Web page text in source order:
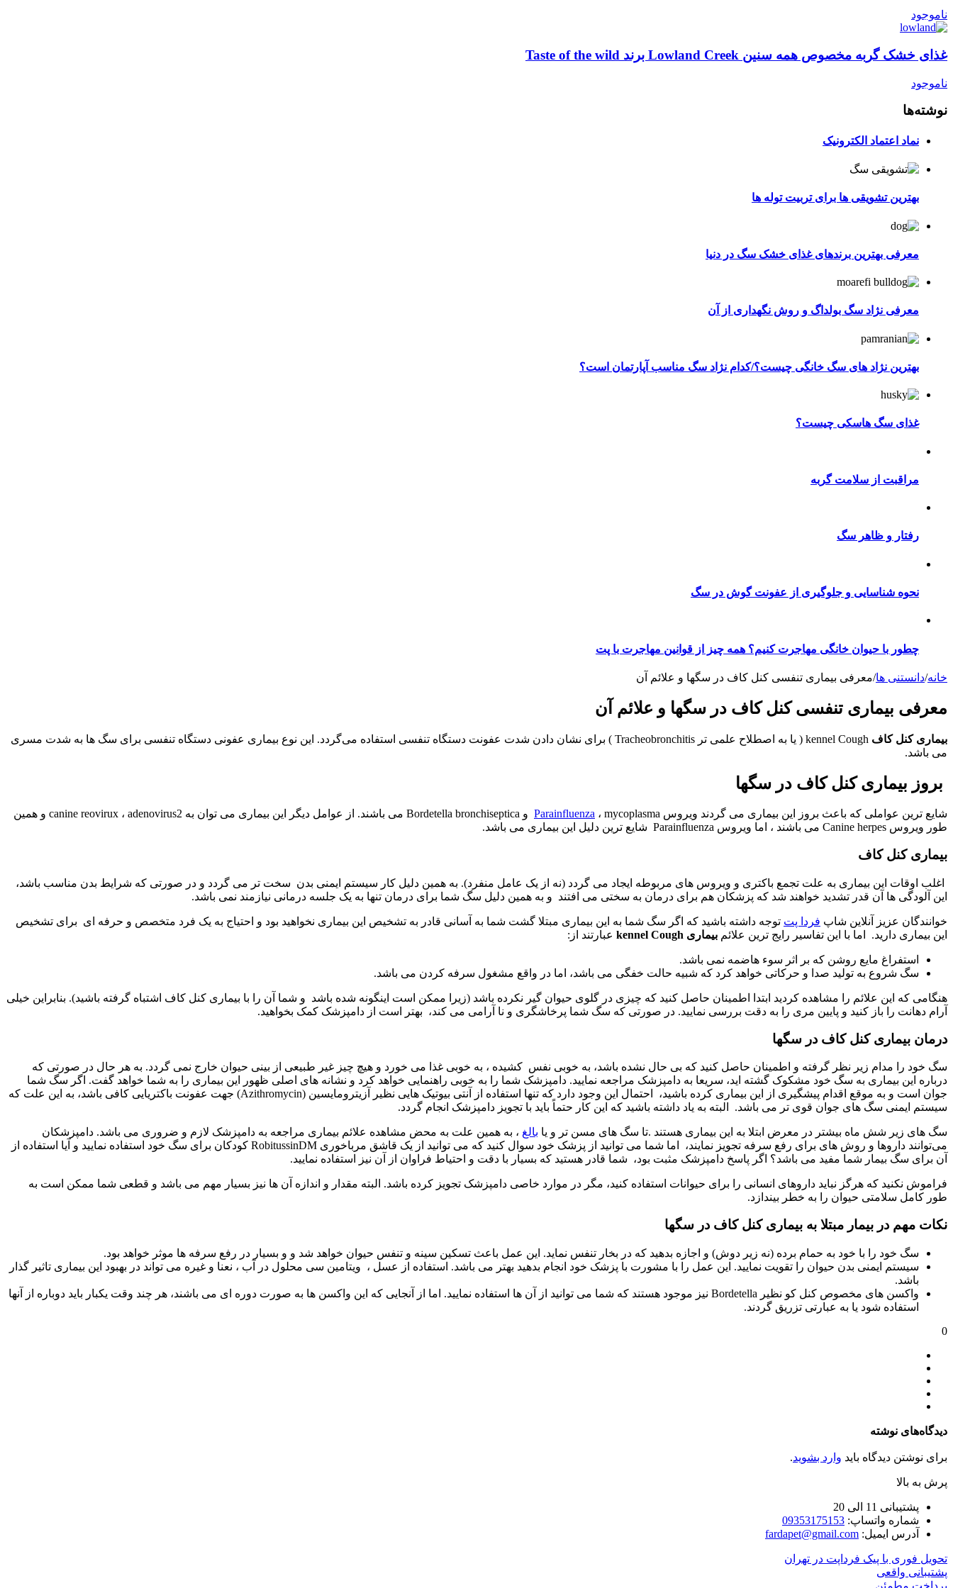
ناموجود
غذای خشک گربه مخصوص همه سنین Lowland Creek برند Taste of the wild
ناموجود
نوشته‌ها
نماد اعتماد الکترونیک
بهترین تشویقی ها برای تربیت توله ها
معرفی بهترین برندهای غذای خشک سگ در دنیا
معرفی نژاد سگ بولداگ و روش نگهداری از آن
بهترین نژاد های سگ خانگی چیست؟/کدام نژاد سگ مناسب آپارتمان است؟
غذای سگ هاسکی چیست؟
مراقبت از سلامت گربه
رفتار و ظاهر سگ
نحوه شناسایی و جلوگیری از عفونت گوش در سگ
چطور با حیوان خانگی مهاجرت کنیم؟ همه چیز از قوانین مهاجرت با پت
خانه/دانستنی ها/معرفی بیماری تنفسی کنل کاف در سگها و علائم آن
معرفی بیماری تنفسی کنل کاف در سگها و علائم آن
بیماری کنل کاف
kennel Cough ( یا به اصطلاح علمی تر Tracheobronchitis ) برای نشان دادن شدت عفونت دستگاه تنفسی استفاده می‌گردد. این نوع بیماری عفونی دستگاه تنفسی برای سگ ها به شدت مسری
می باشد.
بروز بیماری کنل کاف در سگها
شایع ترین عواملی که باعث بروز این بیماری می گردند ویروس Parainfluenza
، mycoplasma و Bordetella bronchiseptica می باشند. از عوامل دیگر این بیماری می توان به canine reovirux ، adenovirus2 و همین
طور ویروس Canine herpes می باشند ، اما ویروس Parainfluenza شایع‌ ترین دلیل این بیماری می باشد.
بیماری کنل کاف
اغلب اوقات این بیماری به علت تجمع باکتری و ویروس های مربوطه ایجاد می گردد (نه از یک عامل منفرد). به همین دلیل کار سیستم ایمنی بدن سخت تر می گردد و در صورتی که شرایط بدن مناسب باشد،
این آلودگی ها آن قدر تشدید خواهند شد که پزشکان هم برای درمان به سختی می افتند و به همین دلیل سگ شما برای درمان تنها به یک جلسه درمانی نیازمند نمی باشد.
خوانندگان عزیز آنلاین شاپ فردا پت توجه داشته باشید که اگر سگ شما به این بیماری مبتلا گشت شما به آسانی قادر به تشخیص این بیماری نخواهید بود و احتیاج به یک فرد متخصص و حرفه ای برای تشخیص
این بیماری دارید. اما با این تفاسیر رایج ترین علائم بیماری kennel Cough عبارتند از:
استفراغ مایع روشن که بر اثر سوء هاضمه نمی باشد.
سگ شروع به تولید صدا و حرکاتی خواهد کرد که شبیه حالت خفگی می باشد، اما در واقع مشغول سرفه کردن می باشد.
هنگامی که این علائم را مشاهده کردید ابتدا اطمینان حاصل کنید که چیزی در گلوی حیوان گیر نکرده باشد (زیرا ممکن است اینگونه شده باشد و شما آن را با بیماری کنل کاف اشتباه گرفته باشید). بنابراین خیلی
آرام دهانت را باز کنید و پایین مری را به دقت بررسی نمایید. در صورتی که سگ شما پرخاشگری و نا آرامی می کند، بهتر است از دامپزشک کمک بخواهید.
درمان بیماری کنل کاف در سگها
سگ خود را مدام زیر نظر گرفته و اطمینان حاصل کنید که بی حال نشده باشد، به خوبی نفس کشیده ، به خوبی غذا می‌ خورد و هیچ چیز غیر طبیعی از بینی حیوان خارج نمی گردد. به هر حال در صورتی که
درباره این بیماری به سگ خود مشکوک گشته اید، سریعا به دامپزشک مراجعه نمایید. دامپزشک شما را به خوبی راهنمایی خواهد کرد و نشانه های اصلی ظهور این بیماری را به شما خواهد گفت. اگر سگ شما
جوان است و به موقع اقدام پیشگیری از این بیماری کرده باشید، احتمال این وجود دارد که تنها استفاده از آنتی بیوتیک هایی نظیر آزیترومایسین (Azithromycin) جهت عفونت باکتریایی کافی باشد، به این علت که
سیستم ایمنی سگ های جوان قوی تر می باشد. البته به یاد داشته باشید که این کار حتماً باید با تجویز دامپزشک انجام گردد.
سگ های زیر شش ماه بیشتر در معرض ابتلا به این بیماری هستند .تا سگ های مسن تر و یا بالغ ، به همین علت به محض مشاهده علائم بیماری مراجعه به دامپزشک لازم و ضروری می باشد. دامپزشکان
می‌توانند داروها و روش های برای رفع سرفه تجویز نمایند، اما شما می توانید از پزشک خود سوال کنید که می توانید از یک قاشق مرباخوری RobitussinDM کودکان برای سگ خود استفاده نمایید و آیا استفاده از
آن برای سگ بیمار شما مفید می باشد؟ اگر پاسخ دامپزشک مثبت بود، شما قادر هستید که بسیار با دقت و احتیاط فراوان از آن نیز استفاده نمایید.
فراموش نکنید که هرگز نباید داروهای انسانی را برای حیوانات استفاده کنید، مگر در موارد خاصی دامپزشک تجویز کرده باشد. البته مقدار و اندازه آن ها نیز بسیار مهم می باشد و قطعی شما ممکن است به
طور کامل سلامتی حیوان را به خطر بیندازد.
نکات مهم در بیمار مبتلا به بیماری کنل کاف در سگها
سگ خود را با خود به حمام برده (نه زیر دوش) و اجازه بدهید که در بخار تنفس نماید. این عمل باعث تسکین سینه و تنفس حیوان خواهد شد و و بسیار در رفع سرفه ها موثر خواهد بود.
سیستم ایمنی بدن حیوان را تقویت نمایید. این عمل را با مشورت با پزشک خود انجام بدهید بهتر می باشد. استفاده از عسل ، ویتامین سی محلول در آب ، نعنا و غیره می تواند در بهبود این بیماری تاثیر گذار
باشد.
واکسن های مخصوص کنل کو نظیر Bordetella نیز موجود هستند که شما می توانید از آن ها استفاده نمایید. اما از آنجایی که این واکسن ها به صورت دوره‌ ای می باشند، هر چند وقت یکبار باید دوباره از آنها
استفاده شود یا به عبارتی تزریق گردند.
0
دیدگاه‌های نوشته
برای نوشتن دیدگاه باید وارد بشوید.
پرش به بالا
پشتیبانی 11 الی 20
شماره واتساپ: 09353175153
آدرس ایمیل: fardapet@gmail.com
تحویل فوری با پیک فرداپت در تهران
پشتیبانی واقعی